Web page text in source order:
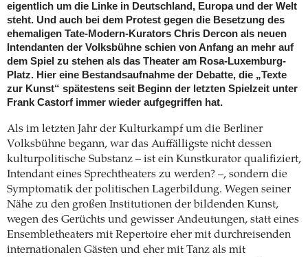
eigentlich um die Linke in Deutschland, Europa und der Welt
steht. Und auch bei dem Protest gegen die Besetzung des
ehemaligen Tate-Modern-Kurators Chris Dercon als neuen
Intendanten der Volksbühne schien von Anfang an mehr auf
dem Spiel zu stehen als das Theater am Rosa-Luxemburg-
Platz. Hier eine Bestandsaufnahme der Debatte, die „Texte
zur Kunst“ spätestens seit Beginn der letzten Spielzeit unter
Frank Castorf immer wieder aufgegriffen hat.
Als im letzten Jahr der Kulturkampf um die Berliner
Volksbühne begann, war das Auffälligste nicht dessen
kulturpolitische Substanz – ist ein Kunstkurator qualifiziert,
Intendant eines Sprechtheaters zu werden? –, sondern die
Symptomatik der politischen Lagerbildung. Wegen seiner
Nähe zu den großen Institutionen der bildenden Kunst,
wegen des Gerüchts und gewisser Andeutungen, statt eines
Ensembletheaters mit Repertoire eher mit durchreisenden
internationalen Gästen und eher mit Tanz als mit